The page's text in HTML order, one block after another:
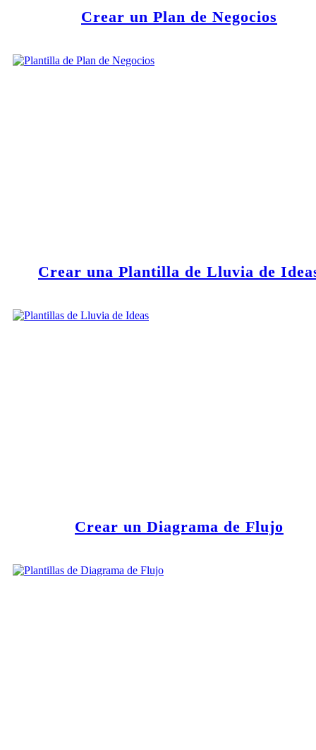
Crear un Plan de Negocios
Crear una Plantilla de Lluvia de
Crear un Diagrama de Flujo